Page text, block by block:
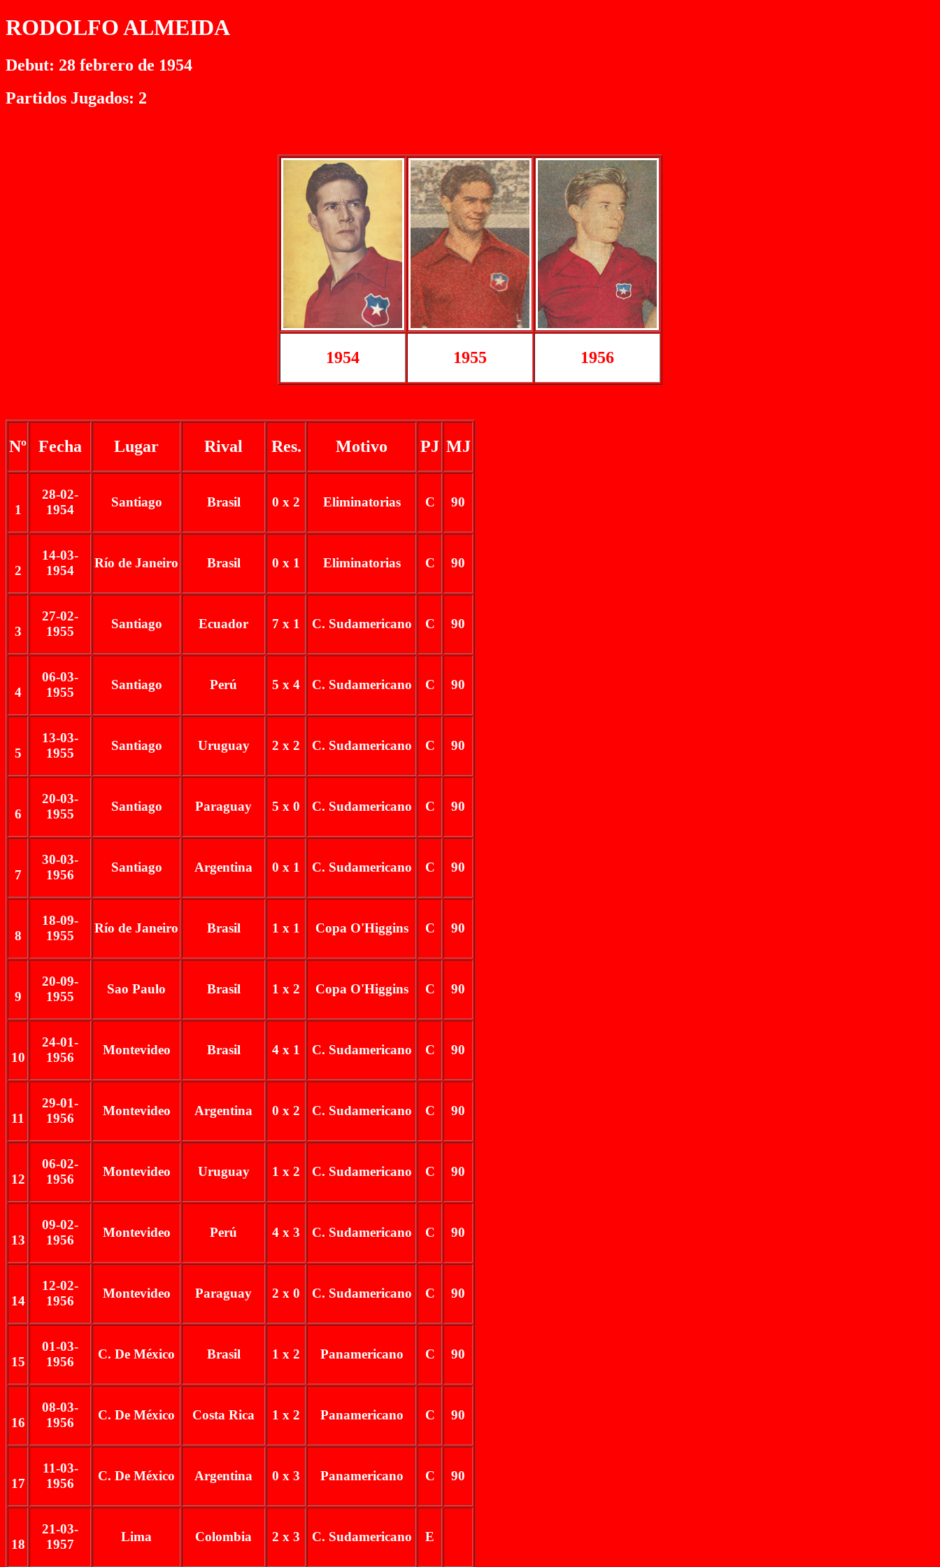
RODOLFO ALMEIDA
Debut: 28 febrero de 1954
Partidos Jugados: 2
1954 1955 1956
Nº Fecha Lugar Rival Res. Motivo PJ MJ
1
28-02-
1954
Santiago Brasil 0 x 2 Eliminatorias C 90
2
14-03-
1954
Río de Janeiro Brasil 0 x 1 Eliminatorias C 90
3
27-02-
1955
Santiago Ecuador 7 x 1 C. Sudamericano C 90
4
06-03-
1955
Santiago Perú 5 x 4 C. Sudamericano C 90
5
13-03-
1955
Santiago Uruguay 2 x 2 C. Sudamericano C 90
6
20-03-
1955
Santiago Paraguay 5 x 0 C. Sudamericano C 90
7
30-03-
1956
Santiago Argentina 0 x 1 C. Sudamericano C 90
8
18-09-
1955
Río de Janeiro Brasil 1 x 1 Copa O'Higgins C 90
9
20-09-
1955
Sao Paulo Brasil 1 x 2 Copa O'Higgins C 90
10
24-01-
1956
Montevideo Brasil 4 x 1 C. Sudamericano C 90
11
29-01-
1956
Montevideo Argentina 0 x 2 C. Sudamericano C 90
12
06-02-
1956
Montevideo Uruguay 1 x 2 C. Sudamericano C 90
13
09-02-
1956
Montevideo Perú 4 x 3 C. Sudamericano C 90
14
12-02-
1956
Montevideo Paraguay 2 x 0 C. Sudamericano C 90
15
01-03-
1956
C. De México Brasil 1 x 2 Panamericano C 90
16
08-03-
1956
C. De México Costa Rica 1 x 2 Panamericano C 90
17
11-03-
1956
C. De México Argentina 0 x 3 Panamericano C 90
18
21-03-
1957
Lima Colombia 2 x 3 C. Sudamericano E